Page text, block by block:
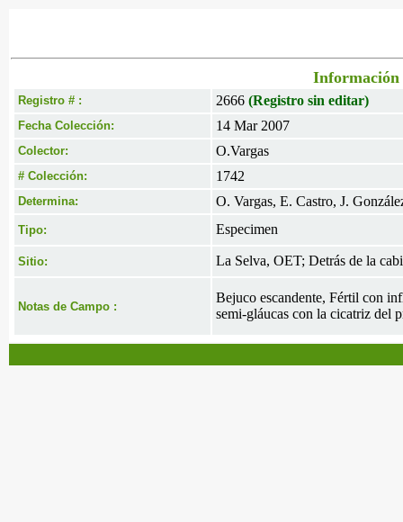
Información
Registro # : 2666 (Registro sin editar)
Fecha Colección: 14 Mar 2007
Colector: O.Vargas
# Colección: 1742
Determina: O. Vargas, E. Castro, J.
Tipo: Especimen
Sitio: La Selva, OET; Detrás de la
Notas de Campo :
Bejuco escandente, Fértil con
semi-gláucas con la cicatriz del